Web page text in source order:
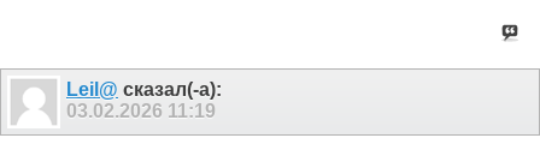
Leil@ сказал(-а):
03.02.2026 11:19